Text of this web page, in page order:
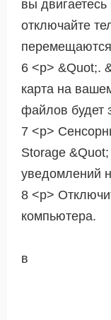
вы
отключайте
6 <р> &Quot;.
карта на
файлов будет
7 <р>
Storage
уведомлений
8 <р>
компьютера.
в